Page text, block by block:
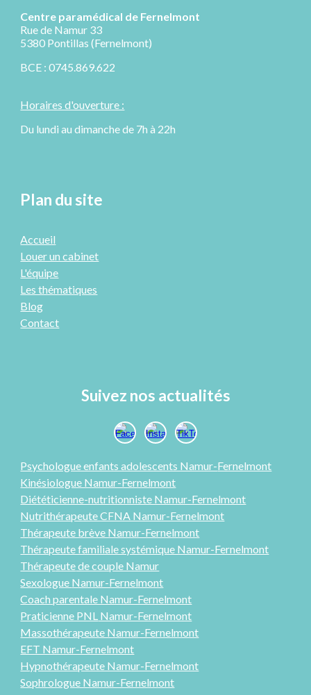
Centre paramédical de Fernelmont
Rue de Namur 33
5380 Pontillas (Fernelmont)
BCE : 0745.869.622
Horaires d'ouverture :
Du lundi au dimanche de 7h à 22h
Plan du site
Accueil
Louer un cabinet
L'équipe
Les thématiques
Blog
Contact
Suivez nos actualités
Psychologue enfants adolescents Namur-Fernelmont
Kinésiologue Namur-Fernelmont
Diététicienne-nutritionniste Namur-Fernelmont
Nutrithérapeute CFNA Namur-Fernelmont
Thérapeute brève Namur-Fernelmont
Thérapeute familiale systémique Namur-Fernelmont
Thérapeutede couple Namur
Sexologue Namur-Fernelmont
Coach parentale Namur-Fernelmont
Praticienne PNL Namur-Fernelmont
Massothérapeute Namur-Fernelmont
EFT Namur-Fernelmont
Hypnothérapeute Namur-Fernelmont
Sophrologue Namur-Fernelmont